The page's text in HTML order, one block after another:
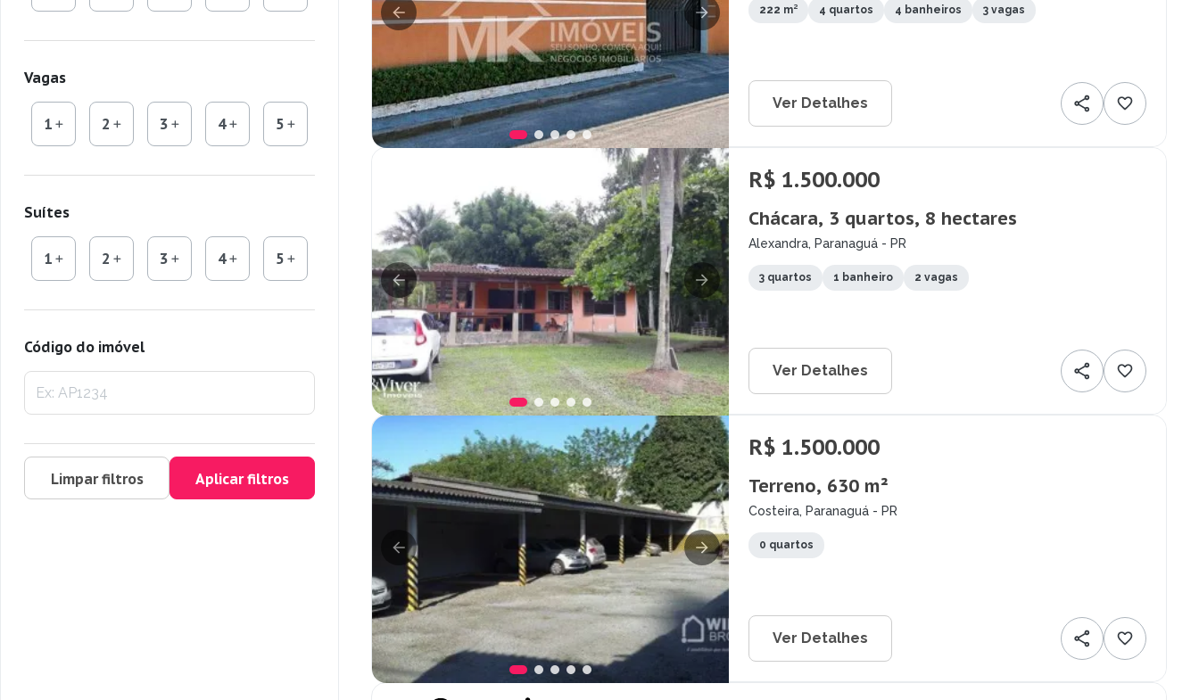
Vagas
1 2 3 4 5
Suítes
1 2 3 4 5
Código do imóvel
Limpar filtros Aplicar filtros
222 m² 4 quartos 4 banheiros 3 vagas
Ver Detalhes
R$ 1.500.000
Chácara, 3 quartos, 8 hectares
Alexandra, Paranaguá - PR
3 quartos 1 banheiro 2 vagas
Ver Detalhes
R$ 1.500.000
Terreno, 630 m²
Costeira, Paranaguá - PR
0 quartos
Ver Detalhes